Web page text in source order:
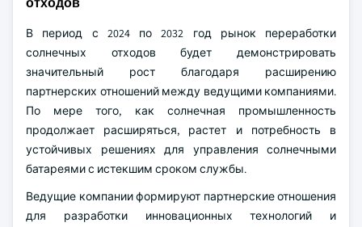
В период с 2024 по 2032 год рынок переработки
солнечных отходов будет демонстрировать
значительный рост благодаря расширению
партнерских отношений между ведущими компаниями.
По мере того, как солнечная промышленность
продолжает расширяться, растет и потребность в
устойчивых решениях для управления солнечными
батареями с истекшим сроком службы.
Ведущие компании формируют партнерские отношения
для разработки инновационных технологий и